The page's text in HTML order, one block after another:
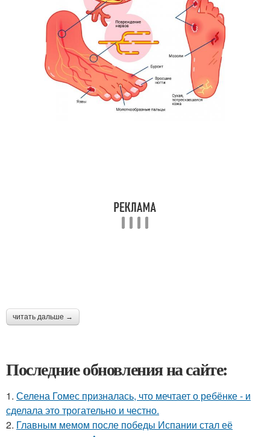
читать дальше →
Последние обновления на сайте:
1. Селена Гомес призналась, что мечтает о ребёнке - и
сделала это трогательно и честно.
2. Главным мемом после победы Испании стал её